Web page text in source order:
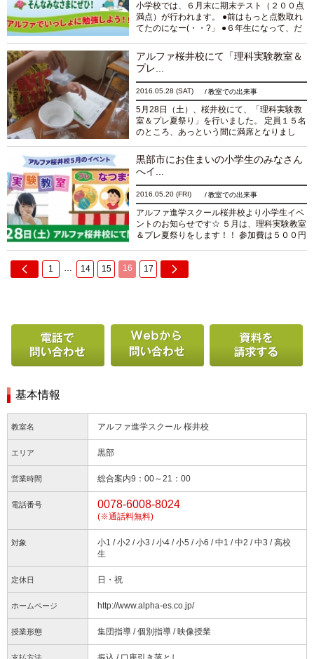
小学校では、６月末に期末テスト（２００点
満点）が行われます。 ●前はもっと点数取れ
てたのになー(・・?」 ●６年生になって、だ
勉強は宿題だけ、家ではゲームばっかり… そ
んなみな...続きを読む
アルファ桜井校にて「理科実験教室＆
プレ...
2016.05.28(SAT) 教室での出来事
5月28日（土）、桜井校にて、「理科実験教
室＆プレ夏祭り」を行いました。 定員１５名
のところ、あっという間に満席となりまし
いました＼(^o^)／ これからも、楽しくてた
めに...続きを読む
黒部市にお住まいの小学生のみなさん
へイ...
2016.05.20(FRI) 教室での出来事
アルファ進学スクール桜井校より小学生イベ
ントのお知らせです☆ ５月は、理科実験教室
＆プレ夏祭りをします！！ 参加費は５００円
［いつ...
続きを読む
1 14 15 16 17
基本情報
教室名 アルファ進学スクール 桜井校
エリア 黒部
営業時間 総合案内9：00～21：00
電話番号 0078-6008-8024
(※通話料無料)
対象
小1 / 小2 / 小3 / 小4 / 小5 / 小6 / 中1 / 中2 / 中3 / 高校
生
定休日 日・祝
ホームページ http://www.alpha-es.co.jp/
授業形態 集団指導 / 個別指導 / 映像授業